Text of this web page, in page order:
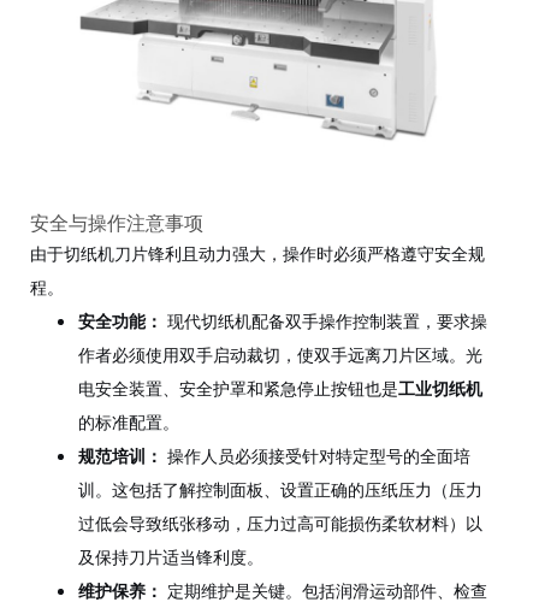
安全与操作注意事项
由于切纸机刀片锋利且动力强大，操作时必须严格遵守安全规
程。
安全功能： 现代切纸机配备双手操作控制装置，要求操
作者必须使用双手启动裁切，使双手远离刀片区域。光
电安全装置、安全护罩和紧急停止按钮也是工业切纸机
的标准配置。
规范培训： 操作人员必须接受针对特定型号的全面培
训。这包括了解控制面板、设置正确的压纸压力（压力
过低会导致纸张移动，压力过高可能损伤柔软材料）以
及保持刀片适当锋利度。
维护保养： 定期维护是关键。包括润滑运动部件、检查